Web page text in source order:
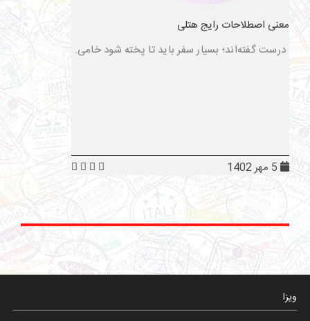
معنی اصطلاحات رایج هتلی
درست گفته‌اند؛ بسیار سفر باید تا پخته شود خامی.
ویزا